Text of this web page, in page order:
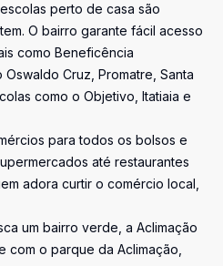
perto de casa são
O bairro garante fácil acesso
como Beneficência
Cruz, Promatre, Santa
como o Objetivo, Itatiaia e
para todos os bolsos e
até restaurantes
adora curtir o comércio local,
um bairro verde, a Aclimação
com o parque da Aclimação,